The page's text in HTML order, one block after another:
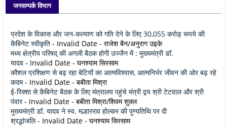
जनसम्पर्क विभाग
प्रदेश के विकास और जन-कल्याण को गति देने के लिए 30,055 करोड़ रूपये की
कैबिनेट स्वीकृति - Invalid Date - राजेश बैन/अनुराग उइके
मध्य क्षेत्रीय परिषद् की अगली बैठक होगी उज्जैन में : मुख्यमंत्री डॉ.
यादव - Invalid Date - घनश्याम सिरसाम
कौशल प्रशिक्षण से बढ़ रहा बेटियों का आत्मविश्वास, आत्मनिर्भर जीवन की ओर बढ़ रहे
कदम- Invalid Date - बबीता मिश्रा
ई-रिक्शा से कैबिनेट बैठक के लिए मंत्रालय पहुंचे मंत्री द्वय श्री टेटवाल और श्री
पंवार- Invalid Date - बबीता मिश्रा/शिवम शुक्ल
मुख्यमंत्री डॉ. यादव ने स्व. मल्हारराव होल्कर की पुण्यतिथि पर दी
श्रद्धांजलि- Invalid Date - घनश्याम सिरसाम